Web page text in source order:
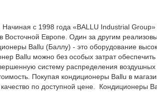
с 1998 года «BALLU Industrial
Европе. Один за другим
Ballu (Баллу) - это оборудование
Ballu можно без особых затрат
систему распределения воздушных
Покупая кондиционеры Ballu в
по доступной цене. Кондиционеры